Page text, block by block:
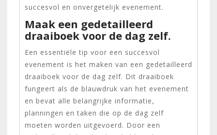
succesvol en onvergetelijk evenement.
Maak een gedetailleerd
draaiboek voor de dag zelf.
Een essentiële tip voor een succesvol
evenement is het maken van een gedetailleerd
draaiboek voor de dag zelf. Dit draaiboek
fungeert als de blauwdruk van het evenement
en bevat alle belangrijke informatie,
planningen en taken die op de dag zelf
moeten worden uitgevoerd. Door een